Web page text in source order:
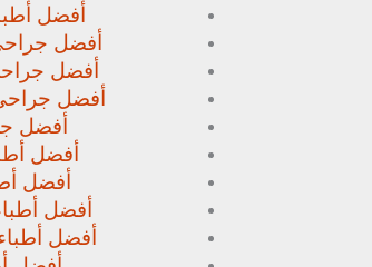
أفضل
أفضل
أفضل
أفضل جراحي
أفضل
أفضل
أفضل
أفضل
أفضل